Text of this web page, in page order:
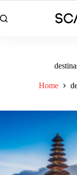
to
content
Home